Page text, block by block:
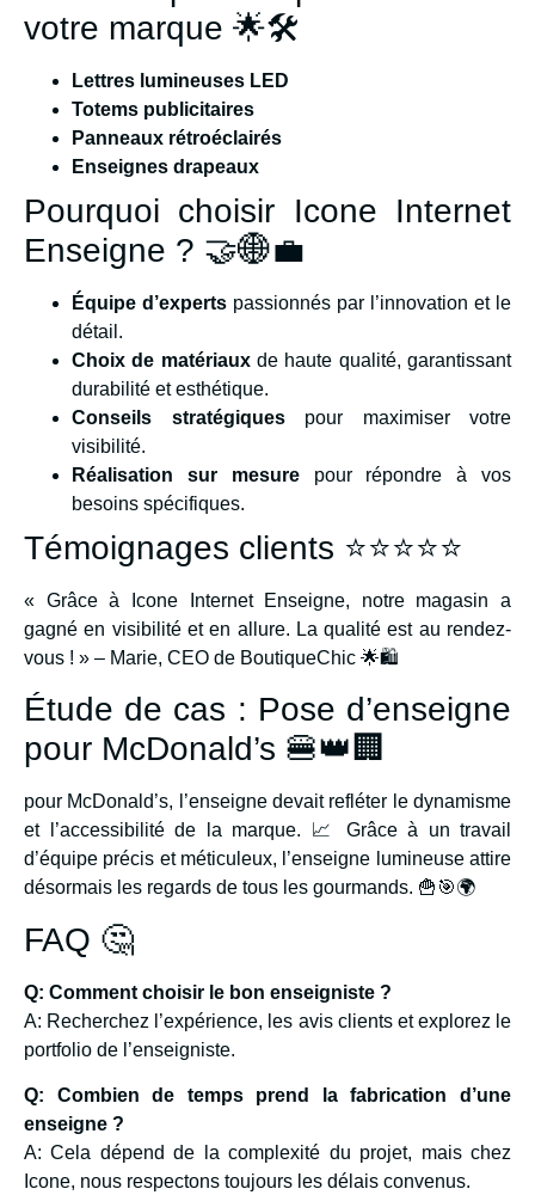
votre marque 🌟🛠️
Lettres lumineuses LED
Totems publicitaires
Panneaux rétroéclairés
Enseignes drapeaux
Pourquoi choisir Icone Internet
Enseigne ? 🤝🌐💼
Équipe d’experts passionnés par l’innovation et le
détail.
Choix de matériauxde haute qualité, garantissant
durabilité et esthétique.
Conseils stratégiquespour maximiser votre
visibilité.
Réalisation sur mesurepour répondre à vos
besoins spécifiques.
Témoignages clients ⭐⭐⭐⭐⭐
« Grâce à Icone Internet Enseigne, notre magasin a
gagné en visibilité et en allure. La qualité est au rendez-
vous ! » – Marie, CEO de BoutiqueChic 🌟🛍️
Étude de cas : Pose d’enseigne
pour McDonald’s 🍔👑🏢
pour McDonald’s, l’enseigne devait refléter le dynamisme
et l’accessibilité de la marque. 📈 Grâce à un travail
d’équipe précis et méticuleux, l’enseigne lumineuse attire
désormais les regards de tous les gourmands. 🍟🎯🌍
FAQ 🤔
Q: Comment choisir le bon enseigniste ?
A: Recherchez l’expérience, les avis clients et explorez le
portfolio de l’enseigniste.
Q: Combien de temps prend la fabrication d’une
enseigne ?
A: Cela dépend de la complexité du projet, mais chez
Icone, nous respectons toujours les délais convenus.